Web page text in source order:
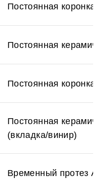
Постоянная коронка
Постоянная
Постоянная коронка
Постоянная
(вкладка/винир)
Временный протез